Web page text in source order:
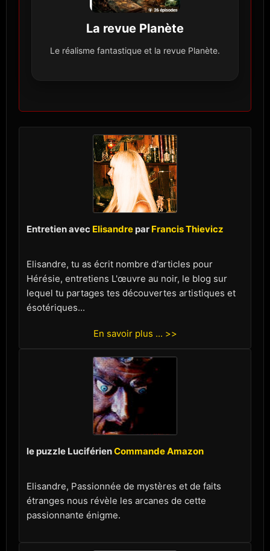
La revue Planète
Le réalisme fantastique et la revue Planète.
Entretien avec Elisandre par Francis Thievicz
Elisandre, tu as écrit nombre d'articles pour
Hérésie, entretiens L'œuvre au noir, le blog sur
lequel tu partages tes découvertes artistiques et
ésotériques...
En savoir plus ... >>
le puzzle LuciférienCommande Amazon
Elisandre, Passionnée de mystères et de faits
étranges nous révèle les arcanes de cette
passionnante énigme.